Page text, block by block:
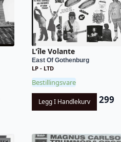
L'île Volante
East Of Gothenburg
LP - LTD
Bestillingsvare
Legg I Handlekurv 299